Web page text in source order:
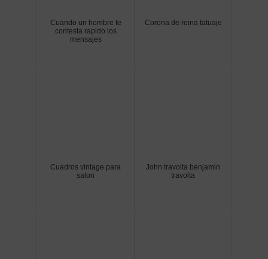
Cuando un hombre te
contesta rapido los
mensajes
Corona de reina tatuaje
Cuadros vintage para
salon
John travolta benjamin
travolta